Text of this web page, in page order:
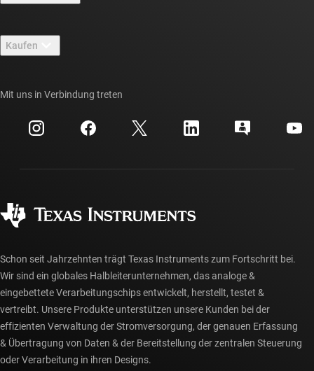
Stellenangebote
Newsroom
Veranstaltungen
Investorenbeziehungen
TI E2E™-Design-Support-Foren
Querverweis-Suche
Kundensupportzentrum
myTI-Konto FAQs
Kaufen
Häufig gestellte Fragen zu Bestellungen
Mit uns in Verbindung treten
Schon seit Jahrzehnten trägt Texas Instruments zum Fortschritt bei.
Wir sind ein globales Halbleiterunternehmen, das analoge &
eingebettete Verarbeitungschips entwickelt, herstellt, testet &
vertreibt. Unsere Produkte unterstützen unsere Kunden bei der
effizienten Verwaltung der Stromversorgung, der genauen Erfassung
& Übertragung von Daten & der Bereitstellung der zentralen Steuerung
oder Verarbeitung in ihren Designs.